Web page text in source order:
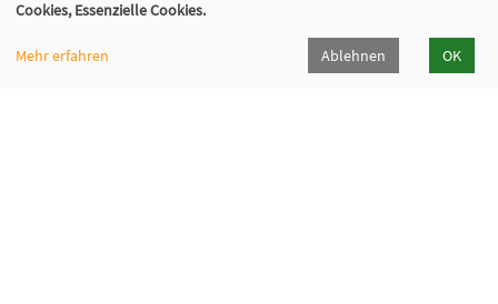
Cookies, Essenzielle Cookies.
Mehr erfahren Ablehnen OK